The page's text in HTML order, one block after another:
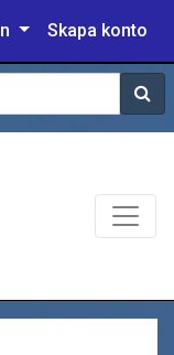
Skapa konto
Sök